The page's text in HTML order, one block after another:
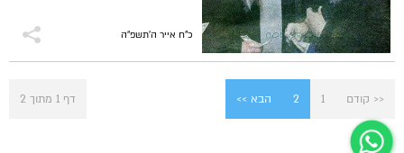
כ"ח אייר ה׳תשפ״ה
דף 1 מתוך 2 << קודם 1
2 הבא >>